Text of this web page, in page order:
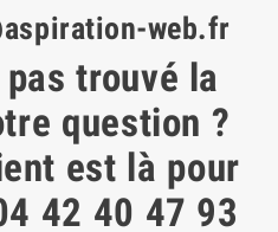
web.fr
trouvé la
question ?
est là pour
42 40 47 93